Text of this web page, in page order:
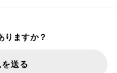
りますか？
送る